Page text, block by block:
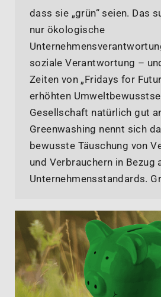
dass sie „grün“ seien. Das
nur ökologische
soziale Verantwortung –
Zeiten von „Fridays for
erhöhten
Gesellschaft natürlich gut
Greenwashing nennt sich
bewusste Täuschung von
und Verbrauchern in Bezug
Unternehmensstandards.